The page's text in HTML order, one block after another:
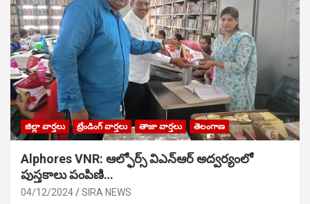
జిల్లా వార్తలు ట్రేండింగ్ వార్తలు తాజా వార్తలు తెలంగాణ
Alphores VNR: ఆల్ఫోర్స్ విఎన్ఆర్ అద్వర్యంలో
పుస్తకాలు పంపిణి…
04/12/2024 SIRA NEWS